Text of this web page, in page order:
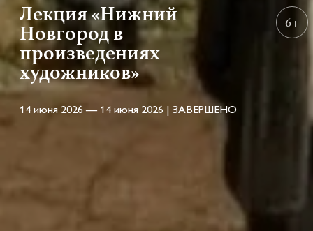
Лекция «Нижний
Новгород в
произведениях
художников»
14 июня 2026 — 14 июня 2026 | ЗАВЕРШЕНО
6+